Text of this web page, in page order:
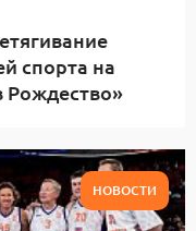
спорта на
Рождество»
НОВОСТИ